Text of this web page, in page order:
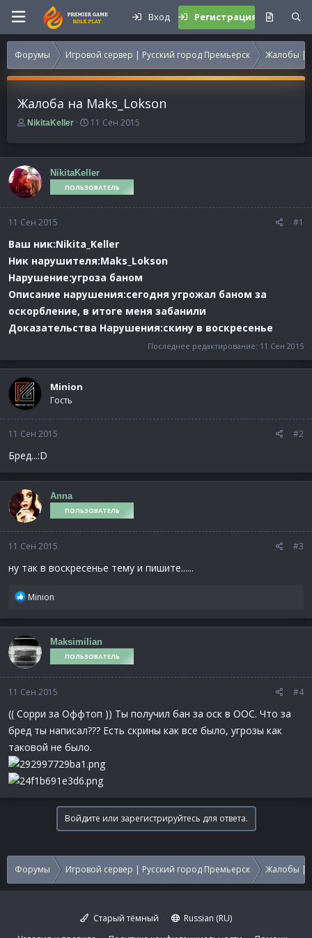
Вход Регистрация
Форумы Игровой сервер | Русский город Премьерск Жалобы |
Жалоба на Maks_Lokson
А
т
о
р
т
е
м
ы
NikitaKeller
Д
т
а
н
а
ч
а
11 Сен 2015
NikitaKeller
ПОЛЬЗОВАТЕЛЬ
11 Сен 2015 #1
Ваш ник:Nikita_Keller
Ник нарушителя:Maks_Lokson
Нарушение:угроза баном
Описание нарушения:сегодня угрожал баном за
оскорбление, в итоге меня забанили
Доказательства Нарушения:скину в воскресенье
Последнее редактирование: 11 Сен 2015
Minion
Гость
11 Сен 2015 #2
Бред...:D
Anna
ПОЛЬЗОВАТЕЛЬ
11 Сен 2015 #3
ну так в воскресенье тему и пишите......
Р
а
к
ц
и
и
Minion
Maksimilian
ПОЛЬЗОВАТЕЛЬ
11 Сен 2015 #4
(( Сорри за Оффтоп )) Ты получил бан за оск в OOC. Что за
бред ты написал??? Есть скрины как все было, угрозы как
таковой не было.
Войдите или зарегистрируйтесь для ответа.
Форумы Игровой сервер | Русский город Премьерск Жалобы |
Старый тёмный
Russian (RU)